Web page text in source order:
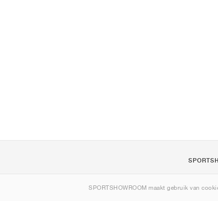
SPORTSHOWROOM maakt gebruik vanContact